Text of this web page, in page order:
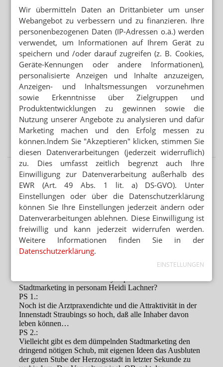
Wir übermitteln Daten an Drittanbieter um unser
Webangebot zu verbessern und zu finanzieren. Ihre
personenbezogenen Daten (IP-Adressen o.ä.) werden
verwendet, um Informationen auf Ihrem Gerät zu
speichern und /oder darauf zugreifen (z. B. Cookies,
Geräte-Kennungen oder andere Informationen),
personalisierte Anzeigen und Inhalte anzuzeigen,
Anzeigen- und Inhaltsmessungen vorzunehmen
sowie Erkenntnisse über Zielgruppen und
Produktentwicklungen zu gewinnen sowie die
Nutzung unserer Angebote zu analysieren und dafür
Marketing machen und den Erfolg messen zu
können.Indem Sie "Akzeptieren" klicken, stimmen Sie
diesen Datenverarbeitungen (jederzeit widerruflich)
zu. Dies umfasst zeitlich begrenzt auch Ihre
Einwilligung zur Datenverarbeitung außerhalb des
EWR (Art. 49 Abs. 1 lit. a) DS-GVO). Unter
Einstellungen oder über die Datenschutzerklärung
können Sie Ihre Einstellungen jederzeit ändern oder
Datenverarbeitungen ablehnen. Diese Einwilligung ist
freiwillig und kann jederzeit widerrufen werden.
Weitere Informationen finden Sie in der
Datenschutzerklärung.
EINSTELLUNGEN
ANTRAG ABGELEHNT
Grüne: Apotheken sollen Klimaanlagen abgeben
Mehr aus Ressort
GESETZGEBER MUSS HANDELN
Urteil verbietet Rezepturen im Sprechstundenbedarf
TEMPERATURKONTROLLE
Apotheker: „Wir können keine Wirksamkeit garantieren“
„AUTOMATISIERTE AUSGABESTATIONEN“
Automat statt Apotheke: Ausnahme für Versender